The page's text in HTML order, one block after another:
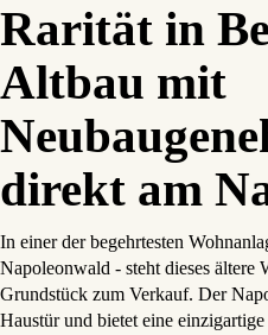
Rarität in
Altbau mit
direkt am
In einer der begehrtesten
Napoleonwald - steht dieses ältere
Grundstück zum Verkauf. Der
Haustür und bietet eine